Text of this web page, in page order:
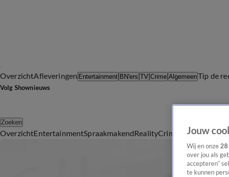
OverzichtAfleveringen Entertainment BN'ers TV Crime AlgemeenTip de
Volg Shownieuws
Zoeken
OverzichtEntertainmentSpraakmakendRealityCrime Video's
Jouw
Wij en onze 28
over jou als
accepteren”
te kunnen